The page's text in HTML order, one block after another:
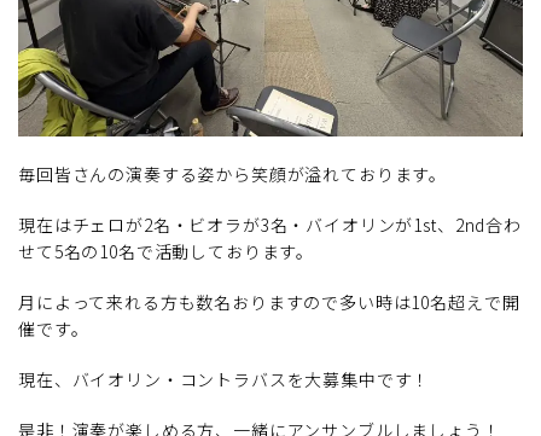
毎回皆さんの演奏する姿から笑顔が溢れております。
現在はチェロが2名・ビオラが3名・バイオリンが1st、2nd合わ
せて5名の10名で活動しております。
月によって来れる方も数名おりますので多い時は10名超えで開
催です。
現在、バイオリン・コントラバスを大募集中です！
是非！演奏が楽しめる方、一緒にアンサンブルしましょう！